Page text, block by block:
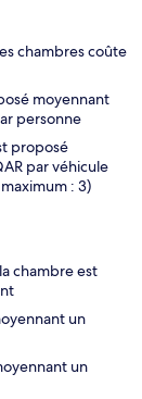
chambres coûte
moyennant
personne
proposé
par véhicule
: 3)
chambre est
un
un